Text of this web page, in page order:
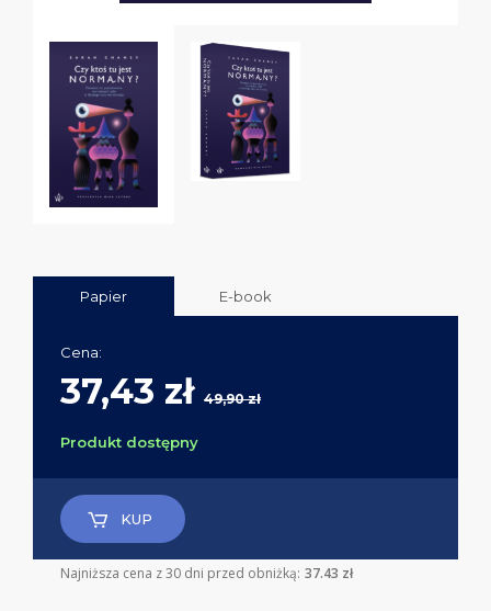
Papier E-book
Cena:
37,43 zł 49,90 zł
Produkt dostępny
KUP
Najniższa cena z 30 dni przed obniżką: 37.43 zł